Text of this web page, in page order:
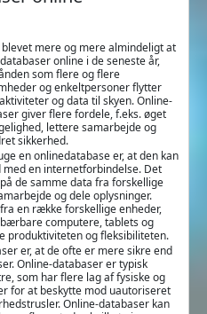
mere og mere almindeligt at
online i de seneste år,
som flere og flere
og enkeltpersoner flytter
og data til skyen. Online-
giver flere fordele, f.eks. øget
lettere samarbejde og
sikkerhed.
en onlinedatabase er, at den kan
en internetforbindelse. Det
de samme data fra forskellige
og dele oplysninger.
en række forskellige enheder,
computere, tablets og
produktiviteten og fleksibiliteten.
er, at de ofte er mere sikre end
Online-databaser er typisk
som har flere lag af fysiske og
for at beskytte mod uautoriseret
Online-databaser kan